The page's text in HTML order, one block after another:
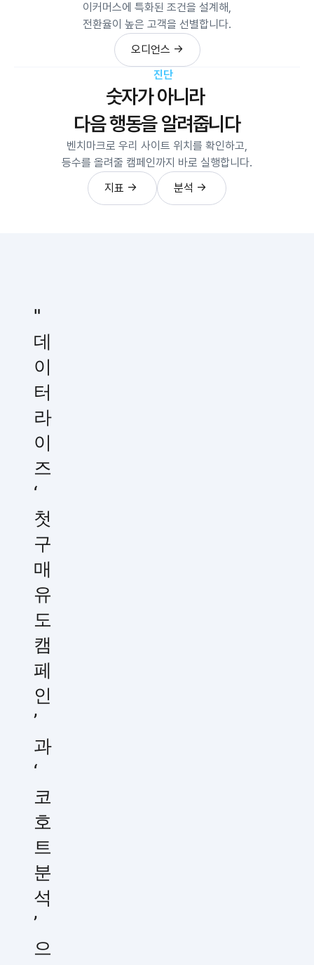
이커머스에 특화된 조건을 설계해,
전환율이 높은 고객을 선별합니다.
오디언스 →
오디언스 →
진단
숫자가 아니라
다음 행동을 알려줍니다
벤치마크로 우리 사이트 위치를 확인하고,
등수를 올려줄 캠페인까지 바로 실행합니다.
지표 →
지표 →
분석 →
분석 →
"
데
이
터
라
이
즈
‘
첫
구
매
유
도
캠
페
인
’
과
‘
코
호
트
분
석
’
으